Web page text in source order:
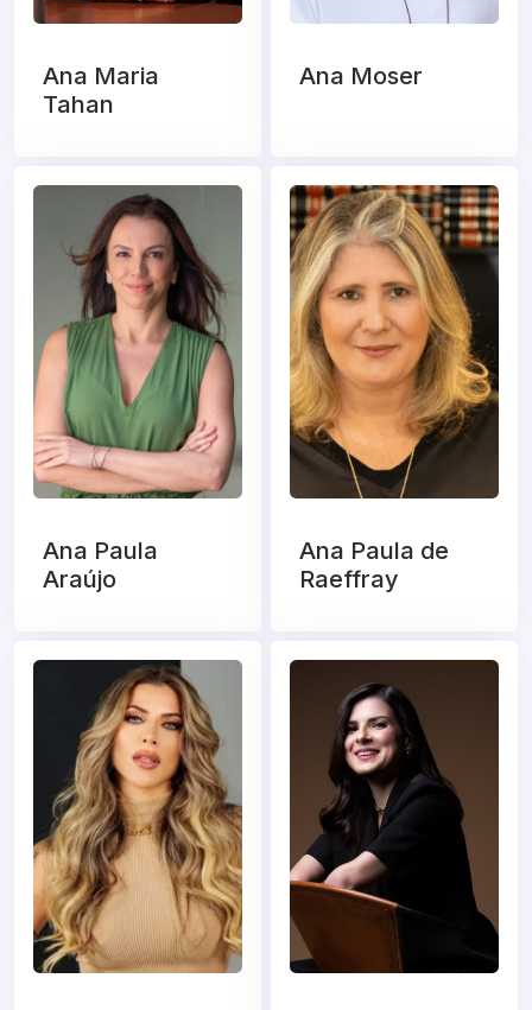
Ana Maria
Tahan
Ana Moser
Ana Paula
Araújo
Ana Paula de
Raeffray